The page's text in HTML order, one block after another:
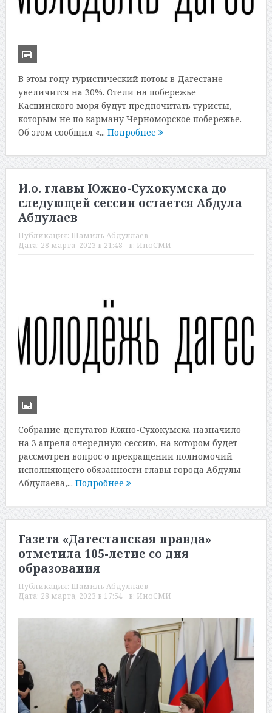
В этом году туристический потом в Дагестане
увеличится на 30%. Отели на побережье
Каспийского моря будут предпочитать туристы,
которым не по карману Черноморское побережье.
Об этом сообщил «... Подробнее
И.о. главы Южно-Сухокумска до
следующей сессии остается Абдула
Абдулаев
Публикация: Шамиль Абдуллаев
Дата: 28 марта, 2023 в 21:48 в: ИноСМИ
Собрание депутатов Южно-Сухокумска назначило
на 3 апреля очередную сессию, на котором будет
рассмотрен вопрос о прекращении полномочий
исполняющего обязанности главы города Абдулы
Абдулаева,... Подробнее
Газета «Дагестанская правда»
отметила 105-летие со дня
образования
Публикация: Шамиль Абдуллаев
Дата: 28 марта, 2023 в 17:54 в: ИноСМИ